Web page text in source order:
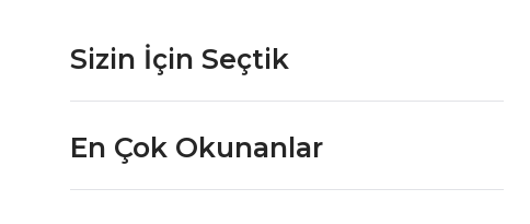
Sizin İçin Seçtik
En Çok Okunanlar